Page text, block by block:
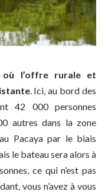
où l’offre rurale et
. Ici, au bord des
42 000 personnes
autres dans la zone
Pacaya par le biais
le bateau sera alors à
ce qui n’est pas
vous n’avez à vous